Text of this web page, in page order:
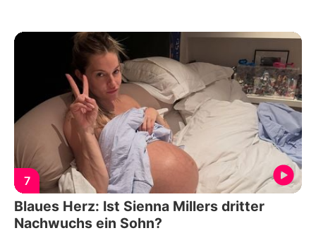
7
Blaues Herz: Ist Sienna Millers dritter
Nachwuchs ein Sohn?